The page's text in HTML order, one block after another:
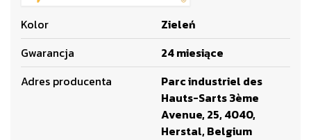
Kolor
Zieleń
Gwarancja
24 miesiące
Adres producenta
Parc industriel des
Hauts-Sarts 3ème
Avenue, 25, 4040,
Herstal, Belgium